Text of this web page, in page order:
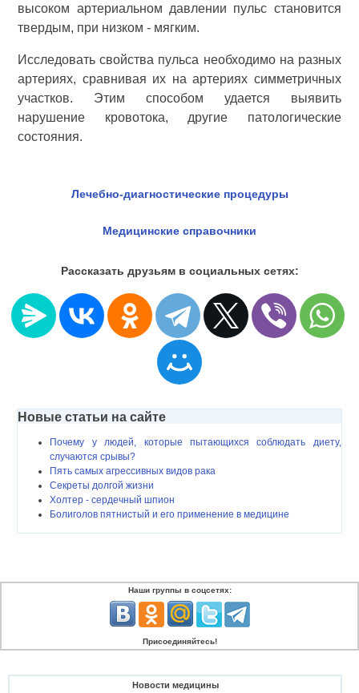
высоком артериальном давлении пульс становится
твердым, при низком - мягким.
Исследовать свойства пульса необходимо на разных
артериях, сравнивая их на артериях симметричных
участков. Этим способом удается выявить
нарушение кровотока, другие патологические
состояния.
Лечебно-диагностические процедуры
Медицинские справочники
Рассказать друзьям в социальных сетях:
Новые статьи на сайте
Почему у людей, которые пытающихся соблюдать диету,
случаются срывы?
Пять самых агрессивных видов рака
Секреты долгой жизни
Холтер - сердечный шпион
Болиголов пятнистый и его применение в медицине
Наши группы в соцсетях:
Присоединяйтесь!
Новости медицины